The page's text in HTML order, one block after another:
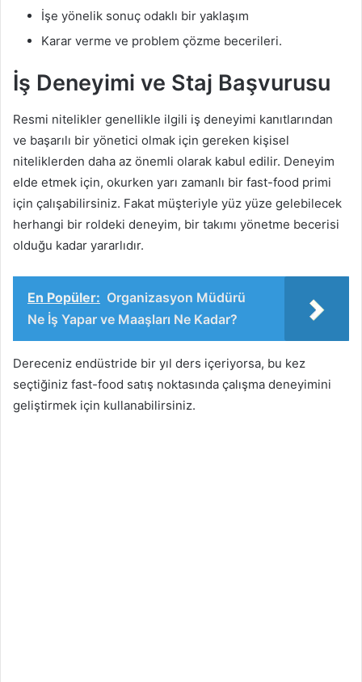
İşe yönelik sonuç odaklı bir yaklaşım
Karar verme ve problem çözme becerileri.
İş Deneyimi ve Staj Başvurusu
Resmi nitelikler genellikle ilgili iş deneyimi kanıtlarından
ve başarılı bir yönetici olmak için gereken kişisel
niteliklerden daha az önemli olarak kabul edilir. Deneyim
elde etmek için, okurken yarı zamanlı bir fast-food primi
için çalışabilirsiniz. Fakat müşteriyle yüz yüze gelebilecek
herhangi bir roldeki deneyim, bir takımı yönetme becerisi
olduğu kadar yararlıdır.
En Popüler: Organizasyon Müdürü
Ne İş Yapar ve Maaşları Ne Kadar?
Dereceniz endüstride bir yıl ders içeriyorsa, bu kez
seçtiğiniz fast-food satış noktasında çalışma deneyimini
geliştirmek için kullanabilirsiniz.